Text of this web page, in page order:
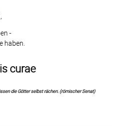
-
haben.
curae
die Götter selbst rächen. (römischer Senat)